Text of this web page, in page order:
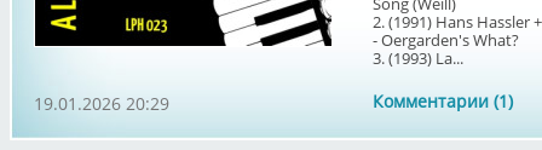
2. (1991) Hans
- Oergarden's What?
3. (1993) La...
Комментарии (1)
19.01.2026 20:29